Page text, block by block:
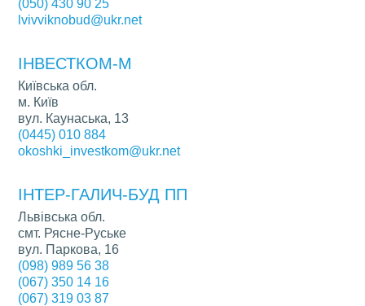
(050) 430 90 25
lvivviknobud@ukr.net
ІНВЕСТКОМ-М
Київська обл.
м. Київ
вул. Каунаська, 13
(0445) 010 884
okoshki_investkom@ukr.net
ІНТЕР-ГАЛИЧ-БУД ПП
Львівська обл.
смт. Рясне-Руське
вул. Паркова, 16
(098) 989 56 38
(067) 350 14 16
(067) 319 03 87